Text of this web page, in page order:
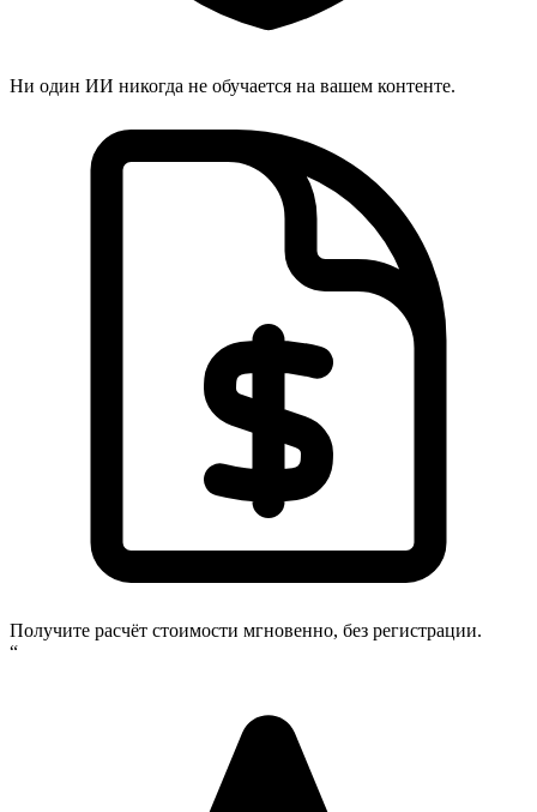
Ни один ИИ никогда не обучается на вашем контенте.
Получите расчёт стоимости мгновенно, без регистрации.
“